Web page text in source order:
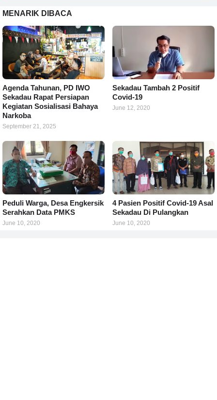
MENARIK DIBACA
Agenda Tahunan, PD IWO
Sekadau Rapat Persiapan
Kegiatan Sosialisasi Bahaya
Narkoba
September 21, 2025
Sekadau Tambah 2 Positif
Covid-19
June 12, 2020
Peduli Warga, Desa Engkersik
Serahkan Data PMKS
June 10, 2020
4 Pasien Positif Covid-19 Asal
Sekadau Di Pulangkan
June 10, 2020